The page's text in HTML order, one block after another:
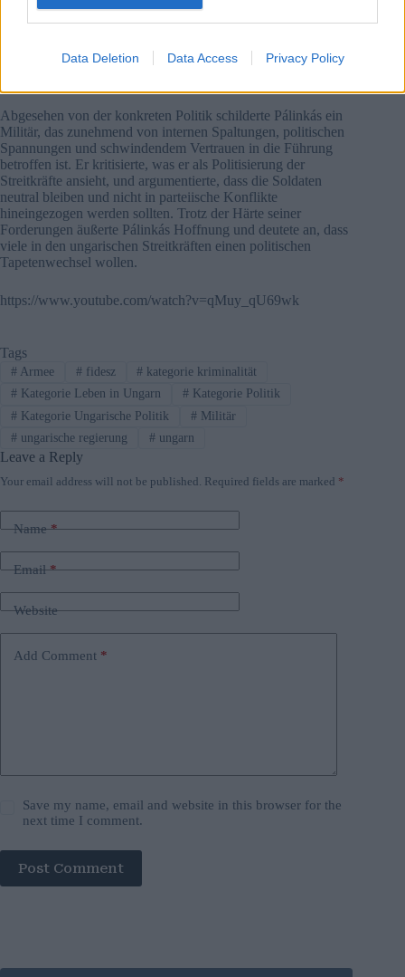
Data Deletion Data Access Privacy Policy
als nicht von klarem nationalem Interesse und warnte vor
Abgesehen von der konkreten Politik schilderte Pálinkás ein
Militär, das zunehmend von internen Spaltungen, politischen
Spannungen und schwindendem Vertrauen in die Führung
betroffen ist. Er kritisierte, was er als Politisierung der
Streitkräfte ansieht, und argumentierte, dass die Soldaten
neutral bleiben und nicht in parteiische Konflikte
hineingezogen werden sollten. Trotz der Härte seiner
Forderungen äußerte Pálinkás Hoffnung und deutete an, dass
viele in den ungarischen Streitkräften einen politischen
Tapetenwechsel wollen.
https://www.youtube.com/watch?v=qMuy_qU69wk
Tags
#Armee #fidesz # kategorie kriminalität
#Kategorie Leben in Ungarn #Kategorie Politik
#Kategorie Ungarische Politik #Militär
#ungarische regierung #ungarn
Leave a Reply
Your email address will not be published. Required fields are marked *
Name*
Email*
Website
Add Comment *
Save my name, email and website in this browser for the
next time I comment.
Post Comment